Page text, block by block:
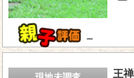
－
王